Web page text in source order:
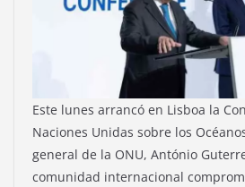
Este lunes arrancó en Lisboa la
Naciones Unidas sobre los
general de la ONU, António
comunidad internacional